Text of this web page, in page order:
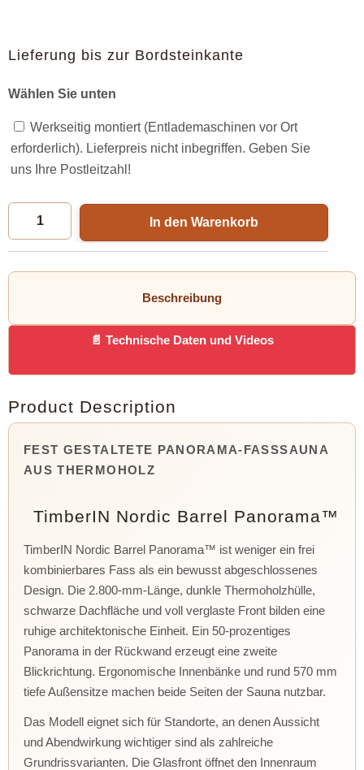
Lieferung bis zur Bordsteinkante
Wählen Sie unten
Werkseitig montiert (Entlademaschinen vor Ort
erforderlich). Lieferpreis nicht inbegriffen. Geben Sie
uns Ihre Postleitzahl!
In den Warenkorb
Beschreibung
Technische Daten und Videos
Product Description
FEST GESTALTETE PANORAMA-FASSSAUNA
AUS THERMOHOLZ
TimberIN Nordic Barrel Panorama™
TimberIN Nordic Barrel Panorama™ ist weniger ein frei
kombinierbares Fass als ein bewusst abgeschlossenes
Design. Die 2.800-mm-Länge, dunkle Thermoholzhülle,
schwarze Dachfläche und voll verglaste Front bilden eine
ruhige architektonische Einheit. Ein 50-prozentiges
Panorama in der Rückwand erzeugt eine zweite
Blickrichtung. Ergonomische Innenbänke und rund 570 mm
tiefe Außensitze machen beide Seiten der Sauna nutzbar.
Das Modell eignet sich für Standorte, an denen Aussicht
und Abendwirkung wichtiger sind als zahlreiche
Grundrissvarianten. Die Glasfront öffnet den Innenraum